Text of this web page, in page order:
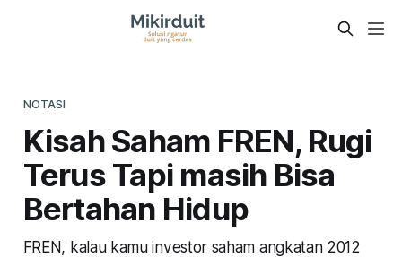
NOTASI
Kisah Saham FREN, Rugi
Terus Tapi masih Bisa
Bertahan Hidup
FREN, kalau kamu investor saham angkatan 2012